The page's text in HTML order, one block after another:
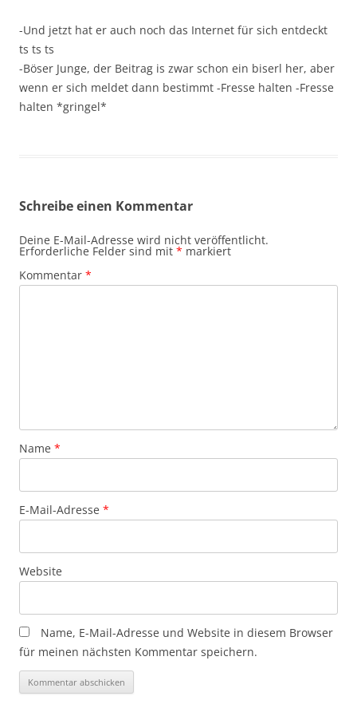
-Und jetzt hat er auch noch das Internet für sich entdeckt
ts ts ts
-Böser Junge, der Beitrag is zwar schon ein biserl her, aber
wenn er sich meldet dann bestimmt -Fresse halten -Fresse
halten *gringel*
Schreibe einen Kommentar
Deine E-Mail-Adresse wird nicht veröffentlicht.
Erforderliche Felder sind mit * markiert
Kommentar *
Name *
E-Mail-Adresse *
Website
Name, E-Mail-Adresse und Website in diesem Browser
für meinen nächsten Kommentar speichern.